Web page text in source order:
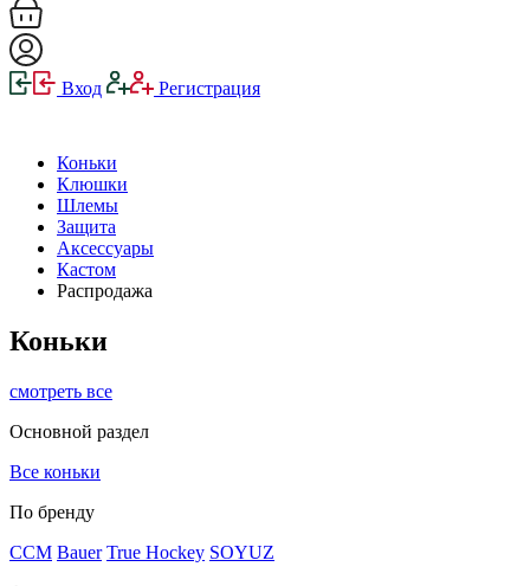
Вход Регистрация
Коньки
Клюшки
Шлемы
Защита
Аксессуары
Кастом
Распродажа
Коньки
смотреть все
Основной раздел
Все коньки
По бренду
ССМ Bauer True Hockey SOYUZ